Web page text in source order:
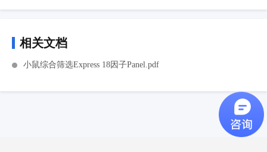
相关文档
小鼠综合筛选Express 18因子Panel.pdf